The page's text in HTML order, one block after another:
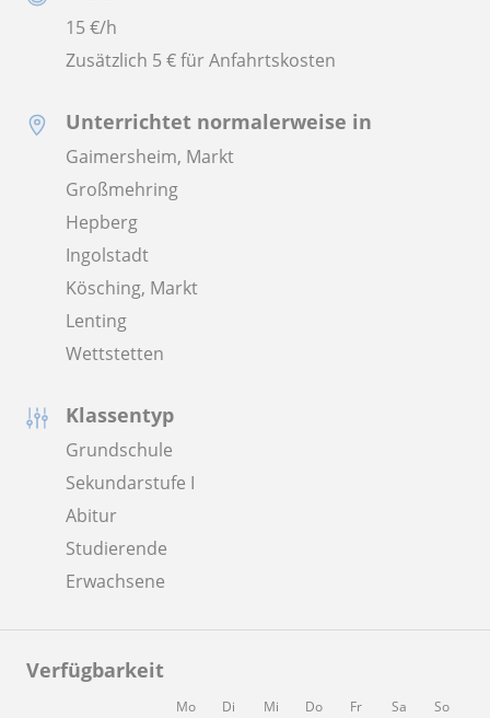
15€/h
Zusätzlich 5 € für Anfahrtskosten
Unterrichtet normalerweise in
Gaimersheim, Markt
Großmehring
Hepberg
Ingolstadt
Kösching, Markt
Lenting
Wettstetten
Klassentyp
Grundschule
Sekundarstufe I
Abitur
Studierende
Erwachsene
Verfügbarkeit
Mo Di Mi Do Fr Sa So